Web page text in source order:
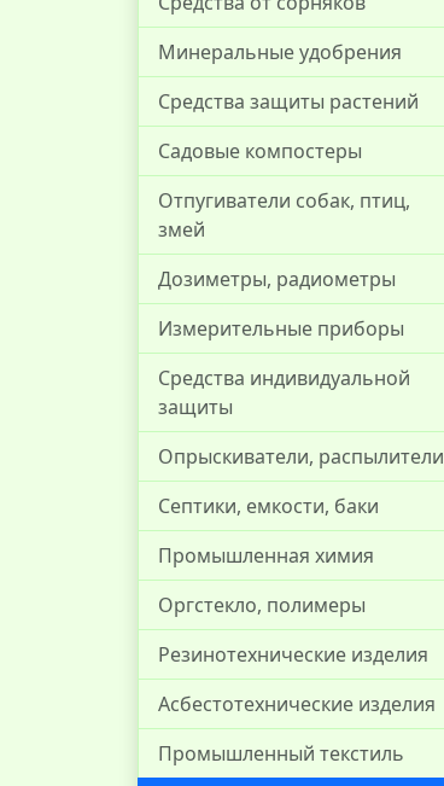
Минеральные удобрения
Средства защиты растений
Садовые компостеры
Отпугиватели собак, птиц,
змей
Дозиметры, радиометры
Измерительные приборы
Средства индивидуальной
защиты
Опрыскиватели, распылители
Септики, емкости, баки
Промышленная химия
Оргстекло, полимеры
Резинотехнические изделия
Асбестотехнические изделия
Промышленный текстиль